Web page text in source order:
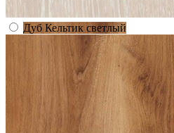
Дуб Кельтик светлый